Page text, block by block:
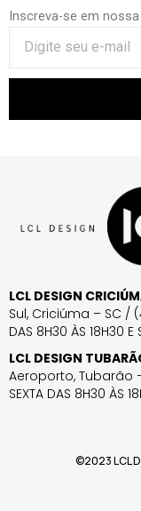
Inscreva-se em
LCL DESIGN
Sul, Criciúma – SC /
DAS 8H30 ÀS 18H30
LCL DESIGN
Aeroporto, Tubarão
SEXTA DAS 8H30 ÀS
©2023 LCL